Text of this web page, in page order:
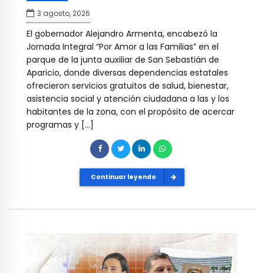
3 agosto, 2026
El gobernador Alejandro Armenta, encabezó la
Jornada Integral “Por Amor a las Familias” en el
parque de la junta auxiliar de San Sebastián de
Aparicio, donde diversas dependencias estatales
ofrecieron servicios gratuitos de salud, bienestar,
asistencia social y atención ciudadana a las y los
habitantes de la zona, con el propósito de acercar
programas y […]
Continuar leyendo